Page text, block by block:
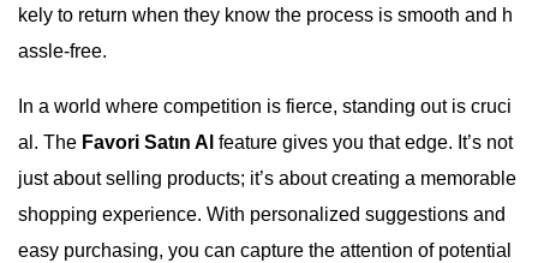
kely to return when they know the process is smooth and h
assle-free.
In a world where competition is fierce, standing out is cruci
al. The Favori Satın Al feature gives you that edge. It’s not
just about selling products; it’s about creating a memorable
shopping experience. With personalized suggestions and
easy purchasing, you can capture the attention of potential